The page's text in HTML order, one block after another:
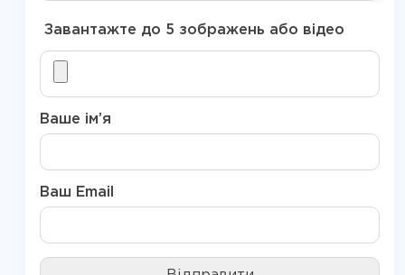
Завантажте до 5 зображень або відео
Ваше ім’я
Ваш Email